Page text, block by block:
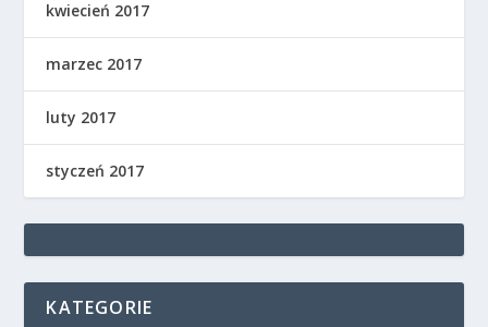
kwiecień 2017
marzec 2017
luty 2017
styczeń 2017
KATEGORIE